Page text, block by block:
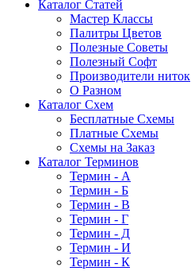
Каталог Статей
Мастер Классы
Палитры Цветов
Полезные Советы
Полезный Софт
Производители ниток
О Разном
Каталог Схем
Бесплатные Схемы
Платные Схемы
Схемы на Заказ
Каталог Терминов
Термин - А
Термин - Б
Термин - В
Термин - Г
Термин - Д
Термин - И
Термин - К